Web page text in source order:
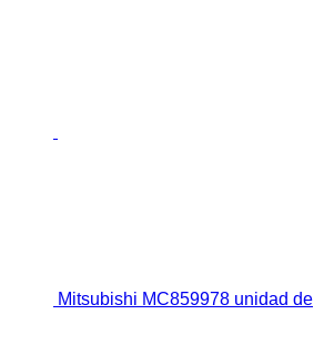
Mitsubishi MC859978 unidad de